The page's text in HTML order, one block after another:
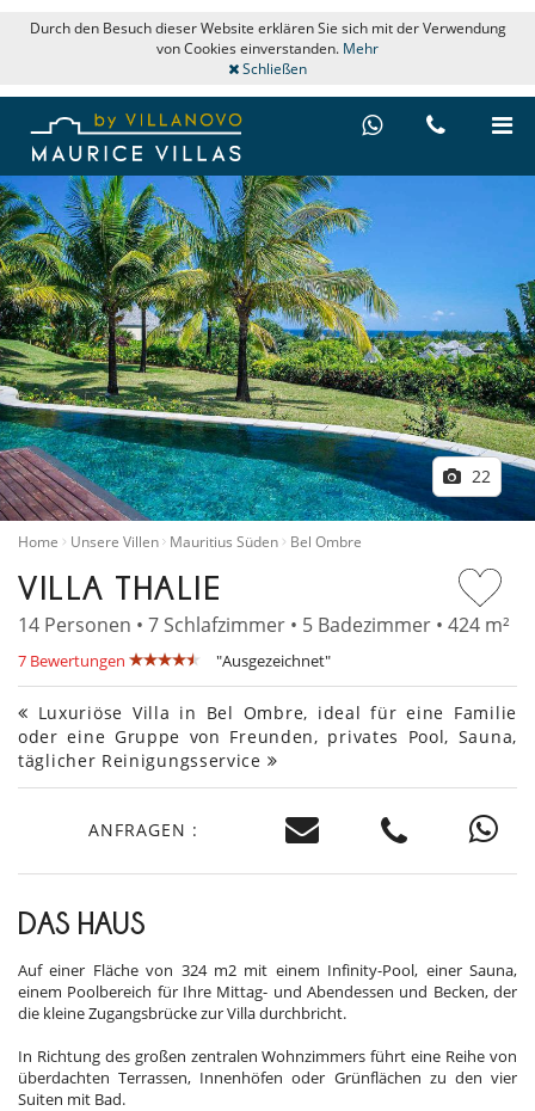
Durch den Besuch dieser Website erklären Sie sich mit der Verwendung
von Cookies einverstanden. Mehr
Schließen
22
Home Unsere Villen Mauritius Süden Bel Ombre
VILLA THALIE
14 Personen • 7 Schlafzimmer • 5 Badezimmer • 424 m²
7 Bewertungen "Ausgezeichnet"
Luxuriöse Villa in Bel Ombre, ideal für eine Familie
oder eine Gruppe von Freunden, privates Pool, Sauna,
täglicher Reinigungsservice
ANFRAGEN :
DAS HAUS
Auf einer Fläche von 324 m2 mit einem Infinity-Pool, einer Sauna,
einem Poolbereich für Ihre Mittag- und Abendessen und Becken, der
die kleine Zugangsbrücke zur Villa durchbricht.
In Richtung des großen zentralen Wohnzimmers führt eine Reihe von
überdachten Terrassen, Innenhöfen oder Grünflächen zu den vier
Suiten mit Bad.